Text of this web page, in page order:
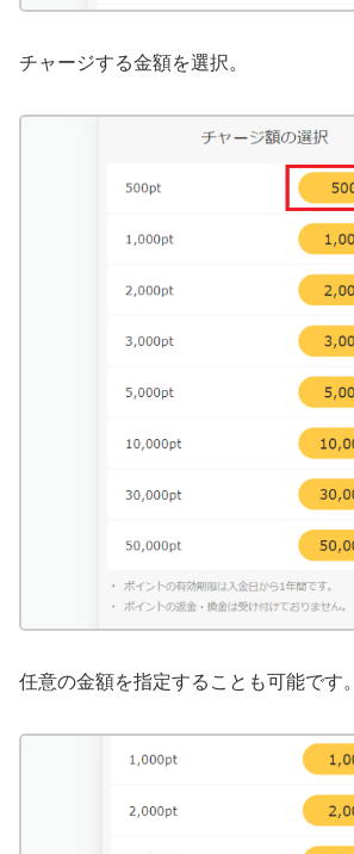
チャージする金額を選択。
任意の金額を指定することも可能です。